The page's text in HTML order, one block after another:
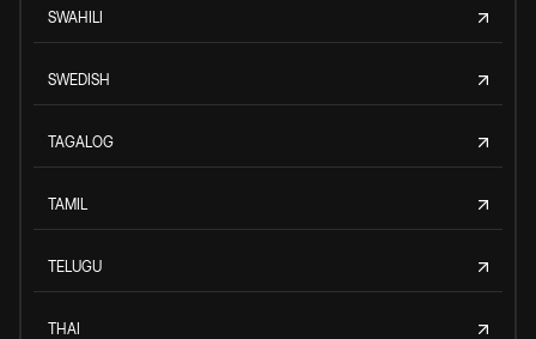
SWAHILI
SWEDISH
TAGALOG
TAMIL
TELUGU
THAI